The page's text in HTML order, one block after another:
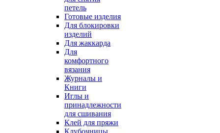
петель
Готовые изделия
Для блокировки
изделий
Для жаккарда
Для
комфортного
вязания
Журналы и
Книги
Иглы и
принадлежности
для сшивания
Клей для пряжи
Клубочницы